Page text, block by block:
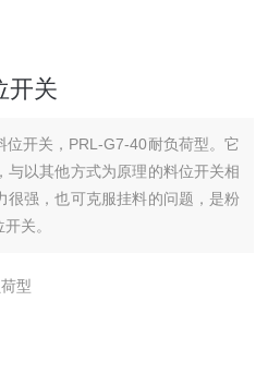
开关
位开关，PRL-G7-40耐负荷型。它
与以其他方式为原理的料位开关相
很强，也可克服挂料的问题，是粉
关。
型